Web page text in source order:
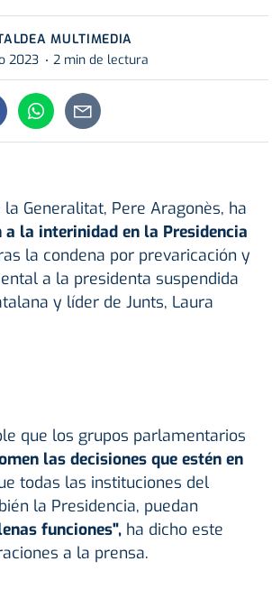
MULTIMEDIA
2023
2 min de lectura
Generalitat, Pere Aragonès, ha
a la interinidad en la Presidencia
la condena por prevaricación y
a la presidenta suspendida
y líder de Junts, Laura
que los grupos parlamentarios
las decisiones que estén en
todas las instituciones del
la Presidencia, puedan
funciones", ha dicho este
a la prensa.